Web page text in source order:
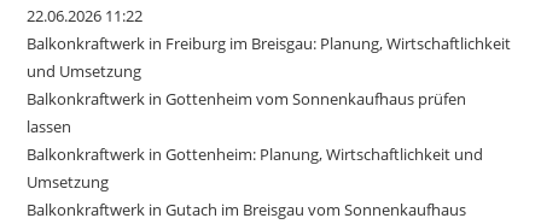
22.06.2026 11:22
Balkonkraftwerk in Freiburg im Breisgau: Planung, Wirtschaftlichkeit
und Umsetzung
Balkonkraftwerk in Gottenheim vom Sonnenkaufhaus prüfen
lassen
Balkonkraftwerk in Gottenheim: Planung, Wirtschaftlichkeit und
Umsetzung
Balkonkraftwerk in Gutach im Breisgau vom Sonnenkaufhaus